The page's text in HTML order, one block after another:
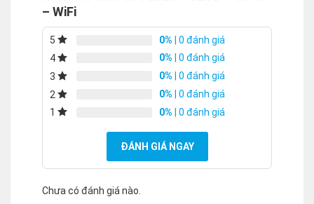
– WiFi
5 0% | 0 đánh giá
4
0% | 0 đánh giá
3
0% | 0 đánh giá
2
0% | 0 đánh giá
1
0% | 0 đánh giá
ĐÁNH GIÁ NGAY
Chưa có đánh giá nào.